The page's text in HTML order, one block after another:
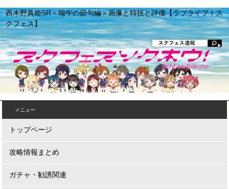
西木野真姫SR＜端午の節句編＞画像と特技と評価【ラブライブ！ス
クフェス】
メニュー
トップページ
攻略情報まとめ
ガチャ・勧誘関連